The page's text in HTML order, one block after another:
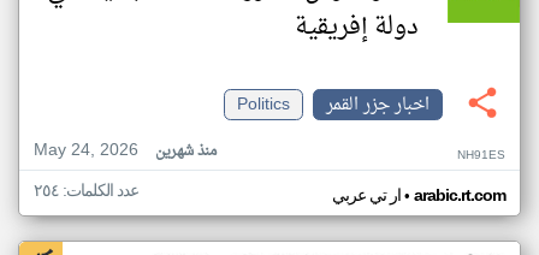
دولة إفريقية
اخبار جزر القمر
Politics
May 24, 2026
منذ شهرين NH91ES
ار تي عربي• arabic.rt.com عدد الكلمات: ٢٥٤